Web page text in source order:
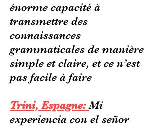
énorme capacité à
transmettre des
connaissances
grammaticales de manière
simple et claire, et ce n’est
pas facile à faire
Trini, Espagne: Mi
experiencia con el señor